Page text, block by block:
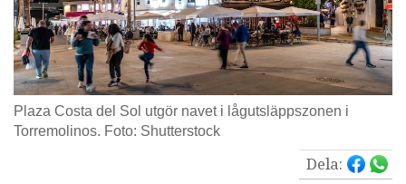
Plaza Costa del Sol utgör navet i lågutsläppszonen i
Torremolinos. Foto: Shutterstock
Dela: